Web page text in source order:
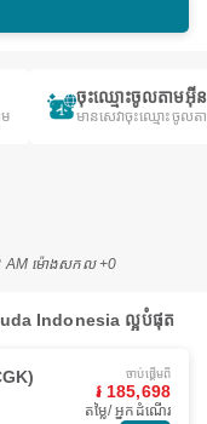
ចុះឈ្មោះចូលតាម
មានសេវាចុះឈ្មោះចូ
AM ម៉ោង​សកល +0
Indonesia ល្អបំផុត
ចាប់ផ្ដើមពី
៛ 185,698
តម្លៃ/ អ្នកដំណើរ